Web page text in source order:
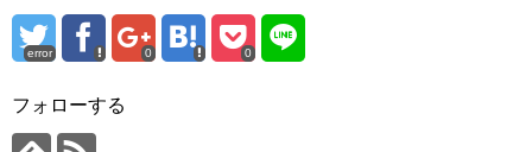
error 0 0
フォローする